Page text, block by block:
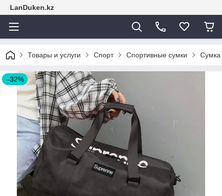
LanDuken.kz
Товары и услуги Спорт Спортивные сумки Сумка
–32%